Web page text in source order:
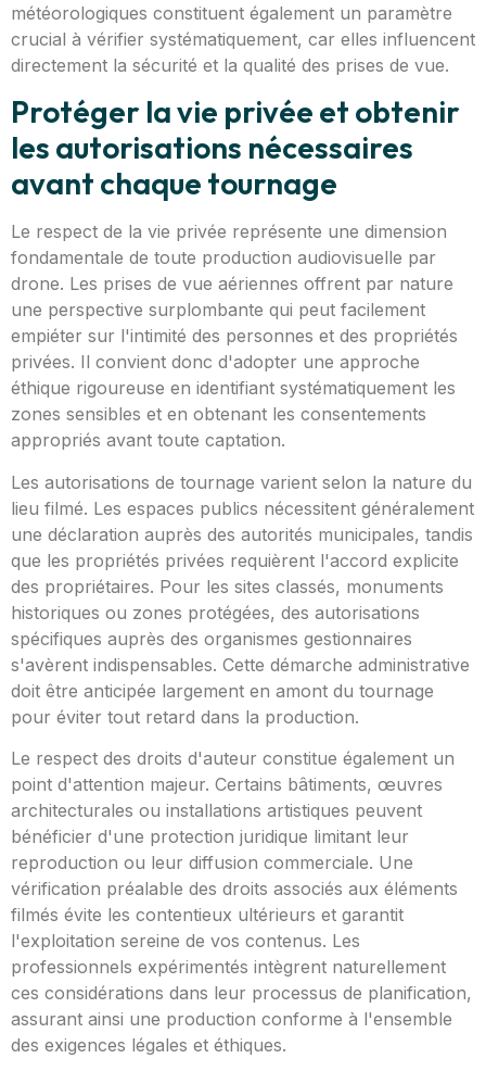
météorologiques constituent également un paramètre
crucial à vérifier systématiquement, car elles influencent
directement la sécurité et la qualité des prises de vue.
Protéger la vie privée et obtenir
les autorisations nécessaires
avant chaque tournage
Le respect de la vie privée représente une dimension
fondamentale de toute production audiovisuelle par
drone. Les prises de vue aériennes offrent par nature
une perspective surplombante qui peut facilement
empiéter sur l'intimité des personnes et des propriétés
privées. Il convient donc d'adopter une approche
éthique rigoureuse en identifiant systématiquement les
zones sensibles et en obtenant les consentements
appropriés avant toute captation.
Les autorisations de tournage varient selon la nature du
lieu filmé. Les espaces publics nécessitent généralement
une déclaration auprès des autorités municipales, tandis
que les propriétés privées requièrent l'accord explicite
des propriétaires. Pour les sites classés, monuments
historiques ou zones protégées, des autorisations
spécifiques auprès des organismes gestionnaires
s'avèrent indispensables. Cette démarche administrative
doit être anticipée largement en amont du tournage
pour éviter tout retard dans la production.
Le respect des droits d'auteur constitue également un
point d'attention majeur. Certains bâtiments, œuvres
architecturales ou installations artistiques peuvent
bénéficier d'une protection juridique limitant leur
reproduction ou leur diffusion commerciale. Une
vérification préalable des droits associés aux éléments
filmés évite les contentieux ultérieurs et garantit
l'exploitation sereine de vos contenus. Les
professionnels expérimentés intègrent naturellement
ces considérations dans leur processus de planification,
assurant ainsi une production conforme à l'ensemble
des exigences légales et éthiques.